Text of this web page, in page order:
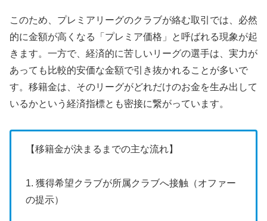
このため、プレミアリーグのクラブが絡む取引では、必然
的に金額が高くなる「プレミア価格」と呼ばれる現象が起
きます。一方で、経済的に苦しいリーグの選手は、実力が
あっても比較的安価な金額で引き抜かれることが多いで
す。移籍金は、そのリーグがどれだけのお金を生み出して
いるかという経済指標とも密接に繋がっています。
【移籍金が決まるまでの主な流れ】
1. 獲得希望クラブが所属クラブへ接触（オファー
の提示）